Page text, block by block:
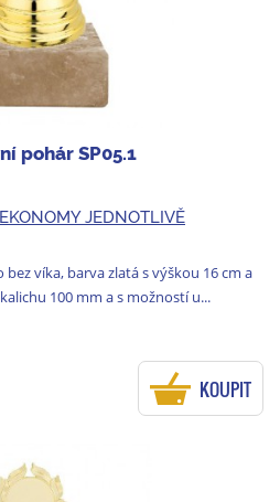
pohár SP05.1
JEDNOTLIVĚ
víka, barva zlatá s výškou 16 cm a
100 mm a s možností u...
KOUPIT